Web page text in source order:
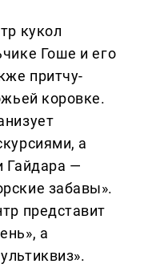
кукол
Гоше и его
притчу-
коровке.
а
Гайдара —
забавы».
представит
а